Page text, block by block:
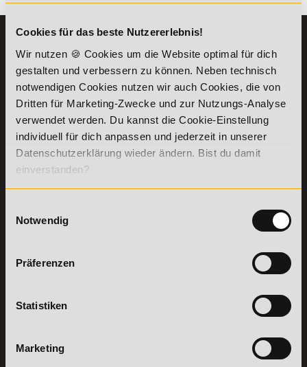
Cookies für das beste Nutzererlebnis!
Wir nutzen 🍪 Cookies um die Website optimal für dich
gestalten und verbessern zu können. Neben technisch
notwendigen Cookies nutzen wir auch Cookies, die von
Dritten für Marketing-Zwecke und zur Nutzungs-Analyse
verwendet werden. Du kannst die Cookie-Einstellung
individuell für dich anpassen und jederzeit in unserer
Datenschutzerklärung wieder ändern. Bist du damit
einverstanden?
Notwendig
Präferenzen
Statistiken
Marketing
07191-22987-0
WhatsApp:
+49 (0) 7191 9513201
Academy of Sports GmbH
Willy-Brandt-Platz 2
71522
Backnang
Erreichbarkeit:
Montag bis Donnerstag: 8:00 - 19:00 Uhr
widerrufen
Die Academy
Lehr- und
Lernmethoden
PreisFAIRsprechen
Online Campus
Bring a Friend
Partnerprogramm
der Academy of
Stellenangebote
Weiterbildungen
LEHRGÄNGE